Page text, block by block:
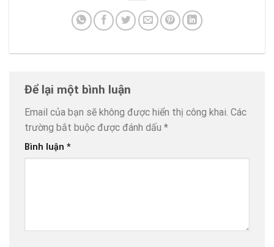
Để lại một bình luận
Email của bạn sẽ không được hiển thị công khai. Các
trường bắt buộc được đánh dấu *
Bình luận *